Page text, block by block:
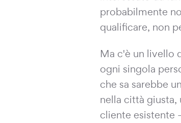
probabilmente
qualificare, non
Ma c'è un livello
ogni singola
che sa sarebbe
nella città
cliente esistente